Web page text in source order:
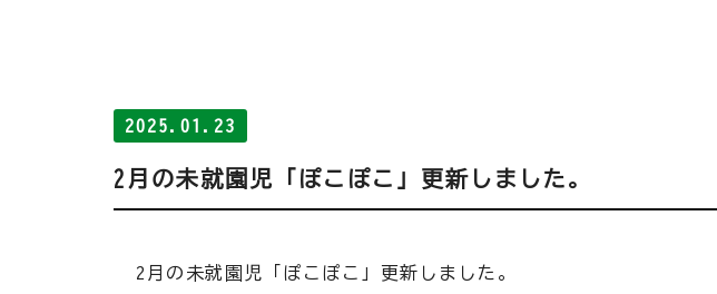
2025.01.23
2月の未就園児「ぽこぽこ」更新しました。
2月の未就園児「ぽこぽこ」更新しました。